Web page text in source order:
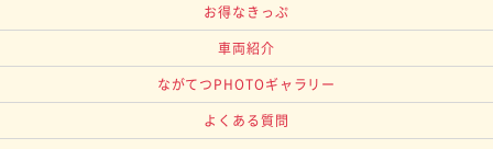
お得なきっぷ
車両紹介
ながてつPHOTOギャラリー
よくある質問